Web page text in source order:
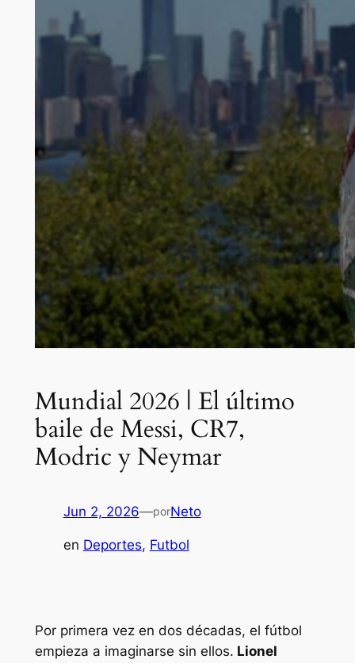
Mundial 2026 | El último
baile de Messi, CR7,
Modric y Neymar
Jun 2, 2026—porNeto
en Deportes, Futbol
Por primera vez en dos décadas, el fútbol
empieza a imaginarse sin ellos. Lionel